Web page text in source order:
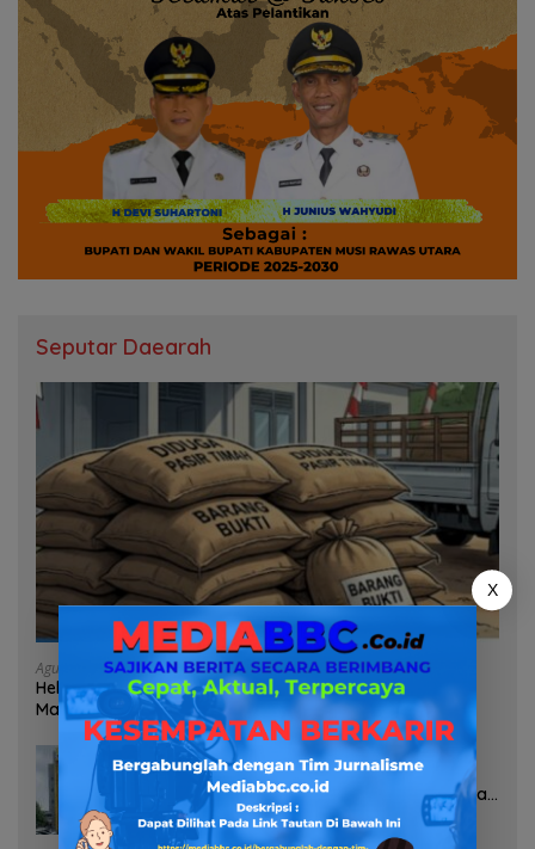
Seputar Daearah
Agustus 7, 2026
Heboh Tumpukan Karung Diduga Pasir Timah di Pos AL
Manggar, Danlanal Babel: Masih Kami Dalami
Agustus 7, 2026
Pelayanan Kinerja Dan Transparansi
Sanksi P2TL PLN Dipertanyakan, Upaya
Konfirmasi GM PLN UID S2JB Terkesan
Tutup Mata
X